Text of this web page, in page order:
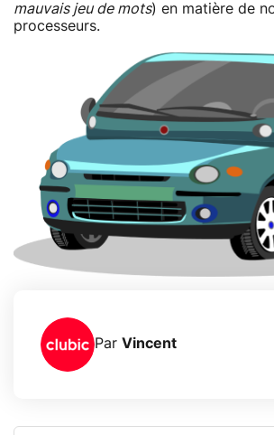
mauvais jeu de mots) en matière de
processeurs.
Par Vincent